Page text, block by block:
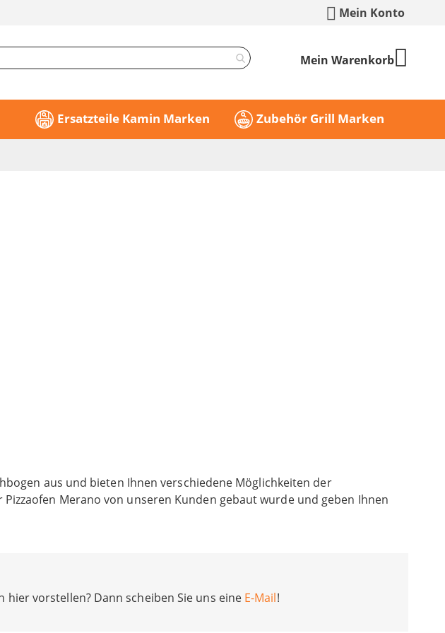
Mein Konto
Mein Warenkorb
Ersatzteile Kamin Marken Zubehör Grill Marken
aus und bieten Ihnen verschiedene Möglichkeiten der
Merano von unseren Kunden gebaut wurde und geben Ihnen
vorstellen? Dann scheiben Sie uns eine E-Mail!